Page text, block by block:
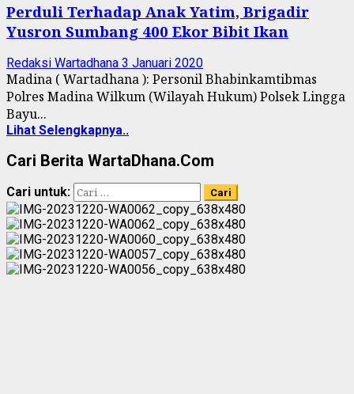
Perduli Terhadap Anak Yatim, Brigadir
Yusron Sumbang 400 Ekor Bibit Ikan
Redaksi Wartadhana 3 Januari 2020
Madina ( Wartadhana ): Personil Bhabinkamtibmas
Polres Madina Wilkum (Wilayah Hukum) Polsek Lingga
Bayu...
Lihat Selengkapnya..
Cari Berita WartaDhana.Com
Cari untuk: